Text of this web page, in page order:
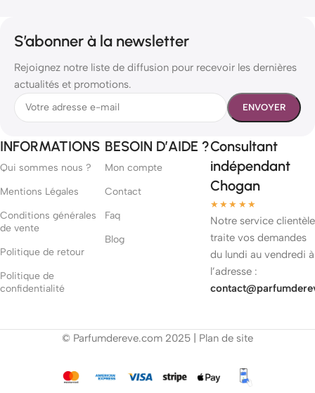
S’abonner à la newsletter
Rejoignez notre liste de diffusion pour recevoir les dernières
actualités et promotions.
INFORMATIONS
Qui sommes nous ?
Mentions Légales
Conditions générales
de vente
Politique de retour
Politique de
confidentialité
BESOIN D’AIDE ?
Mon compte
Contact
Faq
Blog
Consultant
indépendant
Chogan
★★★★★
Notre service clientèle
traite vos demandes
du lundi au vendredi à
l’adresse :
© Parfumdereve.com 2025 | Plan de site